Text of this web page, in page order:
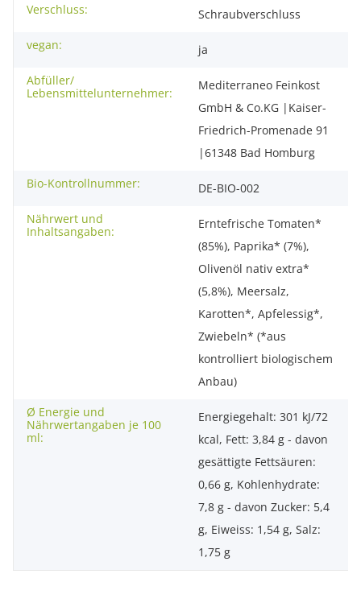
Verschluss:
Schraubverschluss
vegan:
ja
Abfüller/
Lebensmittelunternehmer:
Mediterraneo Feinkost
GmbH & Co.KG |Kaiser-
Friedrich-Promenade 91
|61348 Bad Homburg
Bio-Kontrollnummer:
DE-BIO-002
Nährwert und
Inhaltsangaben:
Erntefrische Tomaten*
(85%), Paprika* (7%),
Olivenöl nativ extra*
(5,8%), Meersalz,
Karotten*, Apfelessig*,
Zwiebeln* (*aus
kontrolliert biologischem
Anbau)
Ø Energie und
Nährwertangaben je 100
ml:
Energiegehalt: 301 kJ/72
kcal, Fett: 3,84 g - davon
gesättigte Fettsäuren:
0,66 g, Kohlenhydrate:
7,8 g - davon Zucker: 5,4
g, Eiweiss: 1,54 g, Salz:
1,75 g